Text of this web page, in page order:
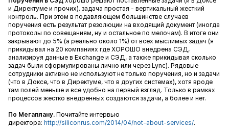
и Директуме и прочих). задача простая - вертикальный жесткий
контроль. При этом в подавляющем большинстве случаев
поручения есть результат резолюции на входящий документ (иногда
протоколы по совещаниям, ну и остальное по мелочам). В итоге они
закрывают до 5% (а реально около 1%) от всех мыслимых задач (я
прикидывал на 20 компаниях где ХОРОШО внедрена СЭД,
анализируя данные в Exchange и СЭД, а также прикидывая сколько
задач были сформулированы лично или через Lync). Рядовые
сотрудники активно не используют не только поручения, но и задачи
(что в Доксе, что в Директуме, что в других системах), хотя вроде
там полей меньше и все удобно на первый взгляд. Только в рамках
процессов жестко внедренных создаются задачи, а более и нет.
По Мегаплану. Почитайте интервью
директора: http://siliconrus.com/2014/04/not-about-services/.